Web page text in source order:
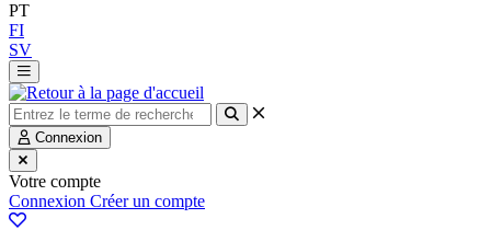
PT
FI
SV
Connexion
Votre compte
Connexion Créer un compte